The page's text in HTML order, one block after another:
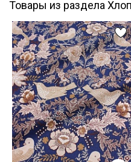
Товары из раздела